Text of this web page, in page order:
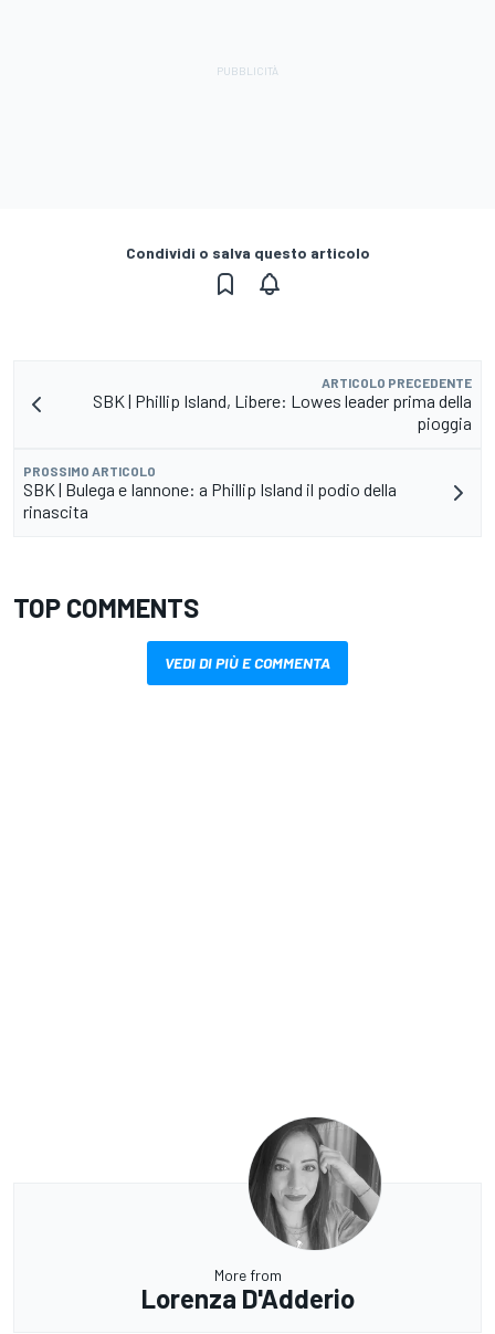
Condividi o salva questo articolo
ARTICOLO PRECEDENTE
SBK | Phillip Island, Libere: Lowes leader prima della
pioggia
PROSSIMO ARTICOLO
SBK | Bulega e Iannone: a Phillip Island il podio della
rinascita
TOP COMMENTS
VEDI DI PIÙ E COMMENTA
More from
Lorenza D'Adderio